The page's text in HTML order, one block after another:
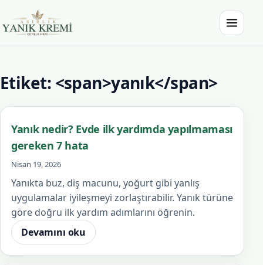
Asırlık Yanık Kremi
Menüyü
Etiket: <span>yanık</span>
Yanık nedir? Evde ilk yardımda yapılmaması
gereken 7 hata
Nisan 19, 2026
Yanıkta buz, diş macunu, yoğurt gibi yanlış
uygulamalar iyileşmeyi zorlaştırabilir. Yanık türüne
göre doğru ilk yardım adımlarını öğrenin.
Devamını oku